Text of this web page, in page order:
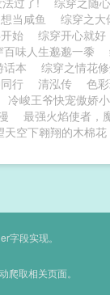
当咸鱼
综穿之大
始 综穿开心就好
百味人生邈邈一黍
话本 综穿之情花
行 清泓传
色
冷峻王爷快宠傲娇
最强火焰使者，
天空下翱翔的木棉花
段实现。
取相关页面。